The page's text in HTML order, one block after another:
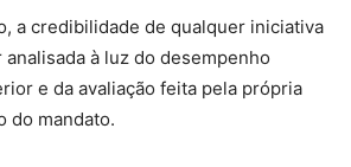
a credibilidade de qualquer iniciativa
à luz do desempenho
e da avaliação feita pela própria
do mandato.